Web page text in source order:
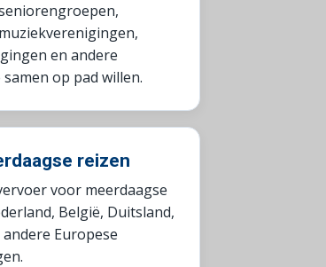
en andere
op pad willen.
reizen
voor meerdaagse
België, Duitsland,
Europese